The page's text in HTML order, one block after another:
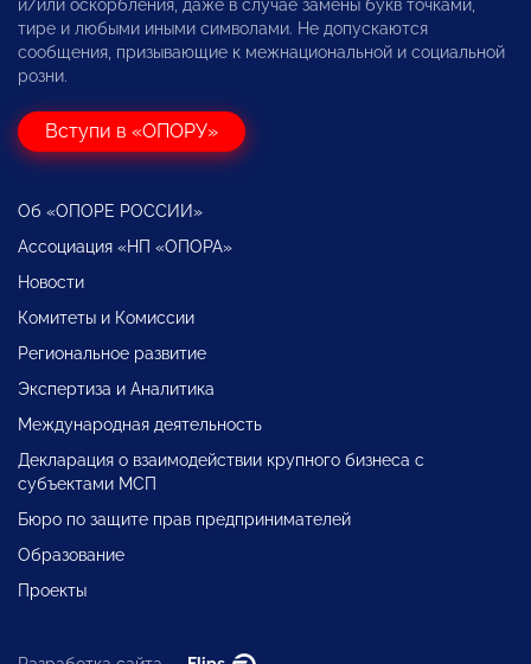
и/или оскорбления, даже в случае замены букв точками,
тире и любыми иными символами. Не допускаются
сообщения, призывающие к межнациональной и социальной
розни.
Вступи в «ОПОРУ»
Об «ОПОРЕ РОССИИ»
Ассоциация «НП «ОПОРА»
Новости
Комитеты и Комиссии
Региональное развитие
Экспертиза и Аналитика
Международная деятельность
Декларация о взаимодействии крупного бизнеса с
субъектами МСП
Бюро по защите прав предпринимателей
Образование
Проекты